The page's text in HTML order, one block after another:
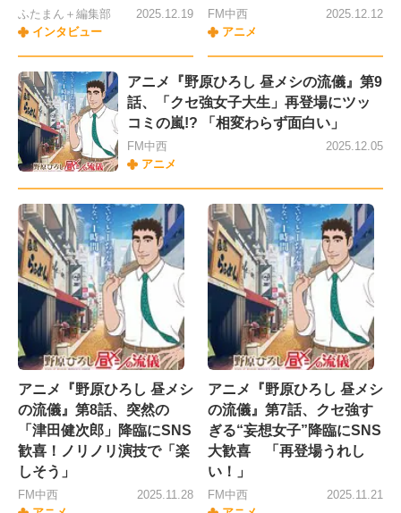
ふたまん＋編集部
インタビュー
2025.12.19
FM中西
アニメ
2025.12.12
アニメ『野原ひろし 昼メシの流儀』第9
話、「クセ強女子大生」再登場にツッ
コミの嵐!? 「相変わらず面白い」
FM中西
アニメ
2025.12.05
アニメ『野原ひろし 昼メシ
の流儀』第8話、突然の
「津田健次郎」降臨にSNS
歓喜！ノリノリ演技で「楽
しそう」
FM中西
2025.11.28
アニメ『野原ひろし 昼メシ
の流儀』第7話、クセ強す
ぎる“妄想女子”降臨にSNS
大歓喜 「再登場うれし
い！」
FM中西
2025.11.21